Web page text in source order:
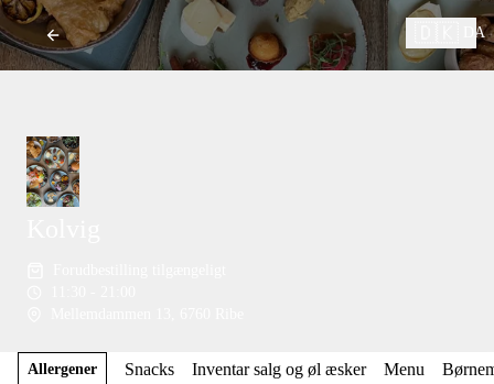
DA
Allergener Snacks Inventar salg og øl æsker Menu